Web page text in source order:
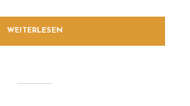
WEITERLESEN